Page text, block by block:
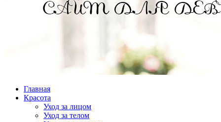
Главная
Красота
Уход за лицом
Уход за телом